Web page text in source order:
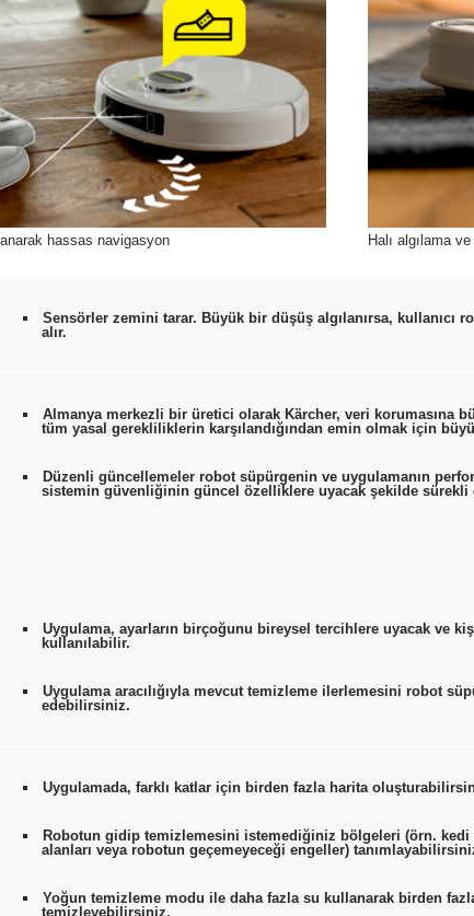
hassas navigasyon Halı algılama
Sensörler zemini tarar. Büyük bir düşüş algılanırsa, kullanıcı
alır.
Almanya merkezli bir üretici olarak Kärcher, veri korumasına
tüm yasal gerekliliklerin karşılandığından emin olmak için
Düzenli güncellemeler robot süpürgenin ve uygulamanın
sistemin güvenliğinin güncel özelliklere uyacak şekilde sürekli
Uygulama, ayarların birçoğunu bireysel tercihlere uyacak ve
kullanılabilir.
Uygulama aracılığıyla mevcut temizleme ilerlemesini robot
edebilirsiniz.
Uygulamada, farklı katlar için birden fazla harita
Robotun gidip temizlemesini istemediğiniz bölgeleri (örn. kedi
alanları veya robotun geçemeyeceği engeller)
Yoğun temizleme modu ile daha fazla su kullanarak birden
temizleyebilirsiniz.